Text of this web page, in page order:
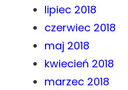
lipiec 2018
czerwiec 2018
maj 2018
kwiecień 2018
marzec 2018